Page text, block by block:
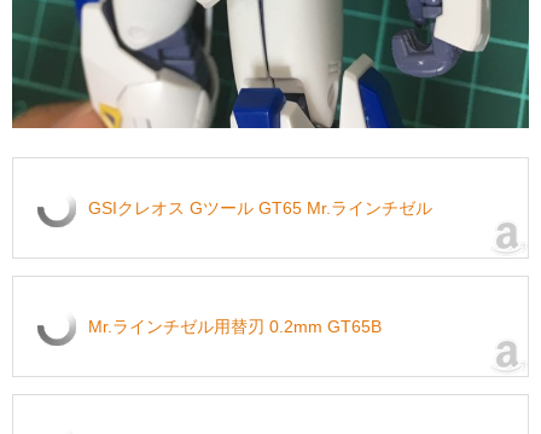
GSIクレオス Gツール GT65 Mr.ラインチゼル
Mr.ラインチゼル用替刃 0.2mm GT65B